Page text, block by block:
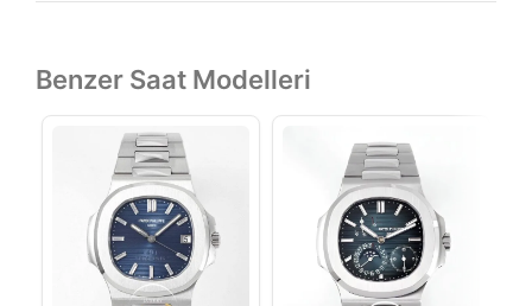
Benzer Saat Modelleri